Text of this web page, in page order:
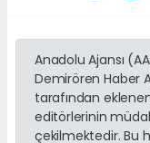
Anadolu Ajansı
Demirören Haber
tarafından
editörlerinin
çekilmektedir. Bu